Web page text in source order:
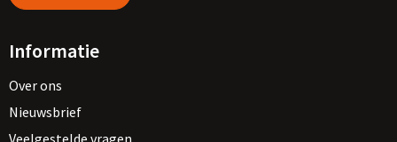
Informatie
Over ons
Nieuwsbrief
Veelgestelde vragen